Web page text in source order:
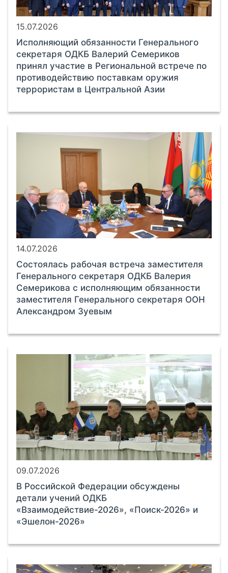
15.07.2026
Исполняющий обязанности Генерального
секретаря ОДКБ Валерий Семериков
принял участие в Региональной встрече по
противодействию поставкам оружия
террористам в Центральной Азии
14.07.2026
Состоялась рабочая встреча заместителя
Генерального секретаря ОДКБ Валерия
Семерикова с исполняющим обязанности
заместителя Генерального секретаря ООН
Александром Зуевым
09.07.2026
В Российской Федерации обсуждены
детали учений ОДКБ
«Взаимодействие-2026», «Поиск-2026» и
«Эшелон-2026»